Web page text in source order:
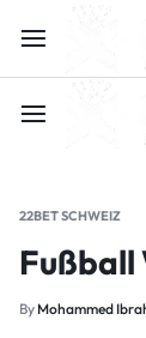
22BET SCHWEIZ
Fußball
By Mohammed